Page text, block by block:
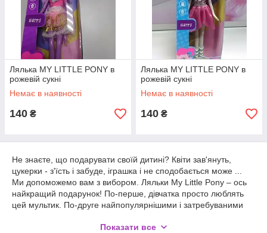
Лялька MY LITTLE PONY в
рожевій сукні
Немає в наявності
140 ₴
Лялька MY LITTLE PONY в
рожевій сукні
Немає в наявності
140 ₴
Не знаєте, що подарувати своїй дитині? Квіти зав'януть,
цукерки - з'їсть і забуде, іграшка і не сподобається може ...
Ми допоможемо вам з вибором. Ляльки My Little Pony – ось
найкращий подарунок! По-перше, дівчатка просто люблять
цей мультик. По-друге найпопулярнішими і затребуваними
ляльки. Лялька здатна виконати дівочі мрії, підняти настрій і з
Показати все